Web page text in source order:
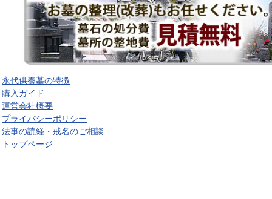
永代供養墓の特徴
購入ガイド
運営会社概要
プライバシーポリシー
法事の読経・戒名のご相談
トップページ